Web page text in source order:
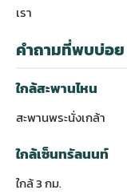
เรา
คำถามที่พบบ่อย
ใกล้สะพานไหน
สะพานพระนั่งเกล้า
ใกล้เซ็นทรัลนนท์
ใกล้ 3 กม.